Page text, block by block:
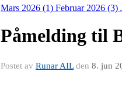
Mars 2026 (1) Februar 2026 (3)
Påmelding til
Postet av Runar AILden 8. jun